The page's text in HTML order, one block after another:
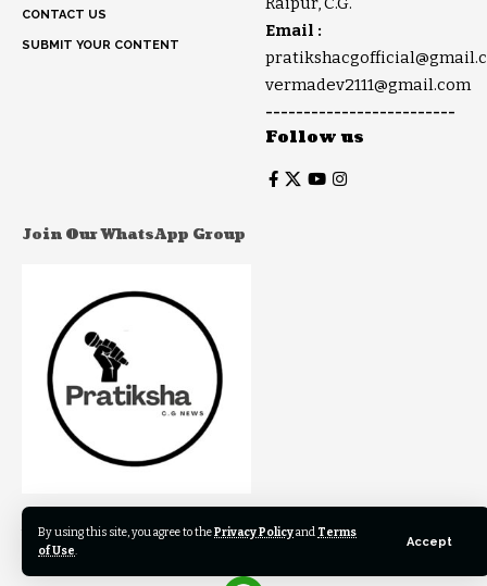
By using this site, you agree to thePrivacy Policyand Terms
of Use.
Accept
CONTACT US
SUBMIT YOUR CONTENT
Email :
vermadev2111@gmail.com
-------------------------
Follow us
Join Our WhatsApp Group
Join to our WhatsApp Group to get our newest articles
instantly!